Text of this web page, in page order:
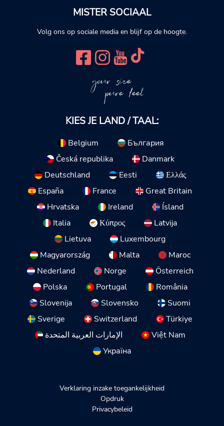
MISTER SOCIAAL
Volg ons op sociale media en blijf op de hoogte.
your size
pure feel
KIES JE LAND / TAAL:
Belgium
България
Česká republika
Danmark
Deutschland
Eesti
Ελλάς
España
France
Great Britain
Hrvatska
Ireland
Ísland
Italia
Κύπρος
Latvija
Lietuva
Luxembourg
Magyarország
Malta
Maroc
Nederland
Norge
Österreich
Polska
Portugal
România
Slovenija
Slovensko
Suomi
Sverige
Switzerland
Türkiye
الإمارات العربية المتحدة
Việt Nam
Україна
Verklaring inzake toegankelijkheid
Opdruk
Privacybeleid